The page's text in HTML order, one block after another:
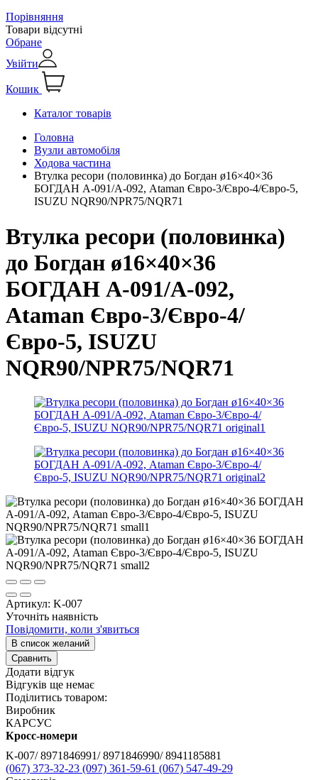
Порівняння
Товари відсутні
Обране
Увійти
Кошик
Каталог товарів
Головна
Вузли автомобіля
Ходова частина
Втулка ресори (половинка) до Богдан ø16×40×36
БОГДАН А-091/А-092, Ataman Євро-3/Євро-4/Євро-5,
ISUZU NQR90/NPR75/NQR71
Втулка ресори (половинка)
до Богдан ø16×40×36
БОГДАН А-091/А-092,
Ataman Євро-3/Євро-4/
Євро-5, ISUZU
NQR90/NPR75/NQR71
Артикул: K-007
Уточніть наявність
Повідомити, коли з'явиться
В список желаний
Сравнить
Додати відгук
Відгуків ще немає
Поділитись товаром:
Виробник
КАРСУС
Кросс-номери
K-007/ 8971846991/ 8971846990/ 8941185881
(067) 373-32-23 (097) 361-59-61 (067) 547-49-29